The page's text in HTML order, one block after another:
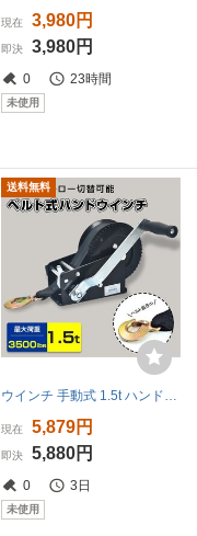
現在 3,980円
即決 3,980円
0 23時間
未使用
送料無料
現在 5,879円
即決 5,880円
0 3日
未使用